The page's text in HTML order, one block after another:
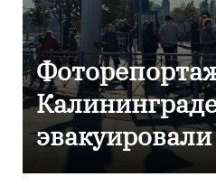
В
отметили
компании
Янтарь»